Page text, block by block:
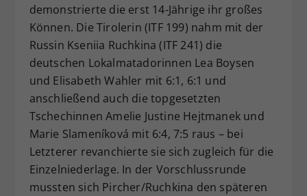
demonstrierte die erst 14-Jährige ihr großes
Können. Die Tirolerin (ITF 199) nahm mit der
Russin Kseniia Ruchkina (ITF 241) die
deutschen Lokalmatadorinnen Lea Boysen
und Elisabeth Wahler mit 6:1, 6:1 und
anschließend auch die topgesetzten
Tschechinnen Amelie Justine Hejtmanek und
Marie Slameníková mit 6:4, 7:5 raus – bei
Letzterer revanchierte sie sich zugleich für die
Einzelniederlage. In der Vorschlussrunde
mussten sich Pircher/Ruchkina den späteren